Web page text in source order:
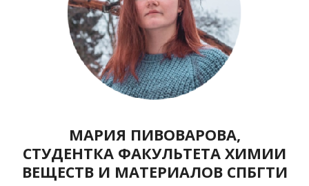
МАРИЯ ПИВОВАРОВА,
СТУДЕНТКА ФАКУЛЬТЕТА ХИМИИ
ВЕЩЕСТВ И МАТЕРИАЛОВ СПБГТИ